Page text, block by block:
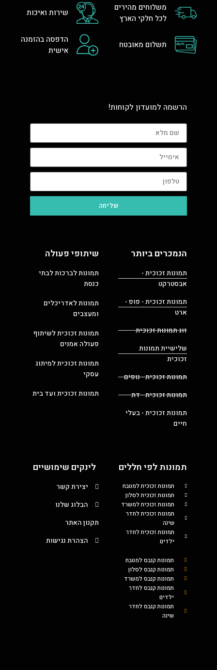
משלוחים מהירים
לכל חלקי הארץ
שירות ואיכות
תשלום מאובטח
הדפסה בהזמנה
אישית
הרשמה למועדון לקוחות!
שליחה
הנמכרים ביותר
תמונות זכוכית -
אבסטרקט
תמונות זכוכית - פופ -
ארט
זוג תמונות זכוכית
שלישיית תמונות
זכוכית
תמונות זכוכית - נופים
תמונות זכוכית - דת
תמונות זכוכית - בעלי
חיים
שיתופי פעולה
תמונות לברכות לבתי
כנסת
תמונות לאדריכלים
ומעצבים
תמונות זכוכית לשיתוף
פעולה אמנים
תמונות זכוכית למיתוג
עסקי
תמונות זכוכית ועד בית
תמונות לפי חללים
תמונות זכוכית למטבח
תמונות זכוכית לסלון
תמונות זכוכית למשרד
תמונות זכוכית לחדר
שינה
תמונות זכוכית לחדר
ילדים
תמונות קנבס למטבח
תמונות קנבס לסלון
תמונות קנבס למשרד
תמונות קנבס לחדר
ילדים
תמונות קנבס לחדר
שינה
לינקים שימושיים
יצירת קשר
הבלוג שלנו
תקנון האתר
הצהרת נגישות